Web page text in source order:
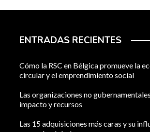
ENTRADAS RECIENTES
Cómo la RSC en Bélgica promueve la
circular y el emprendimiento social
Las organizaciones no
impacto y recursos
Las 15 adquisiciones más caras y su